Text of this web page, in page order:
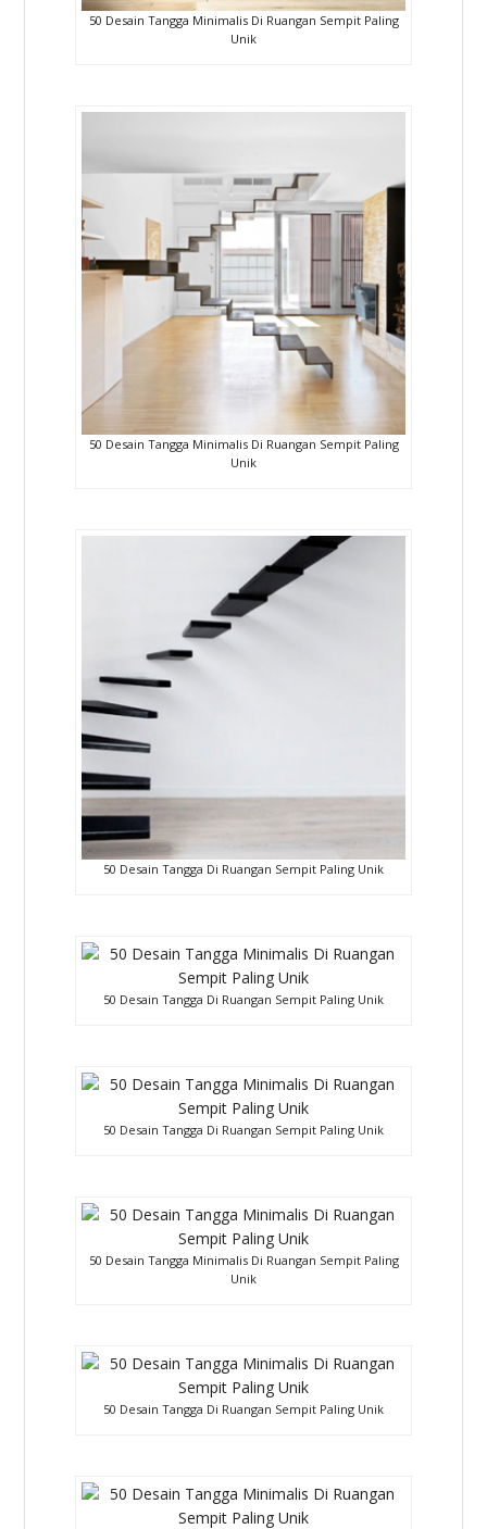
50 Desain Tangga Minimalis Di Ruangan Sempit Paling
Unik
50 Desain Tangga Minimalis Di Ruangan Sempit Paling
Unik
50 Desain Tangga Di Ruangan Sempit Paling Unik
50 Desain Tangga Di Ruangan Sempit Paling Unik
50 Desain Tangga Di Ruangan Sempit Paling Unik
50 Desain Tangga Minimalis Di Ruangan Sempit Paling
Unik
50 Desain Tangga Di Ruangan Sempit Paling Unik